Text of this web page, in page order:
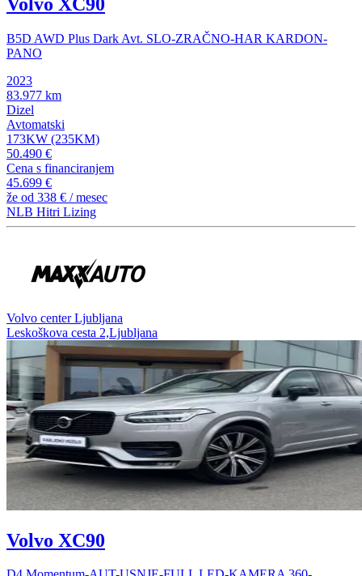
B5D AWD Plus Dark Avt. SLO-ZRAČNO-HAR KARDON-
PANO
2023
83.977 km
Dizel
Avtomatski
173KW (235KM)
50.490 €
Cena s financiranjem
45.699 €
že od 338 € / mesec
NLB Hitri Lizing
Volvo center Ljubljana
Leskoškova cesta 2,Ljubljana
Volvo XC90